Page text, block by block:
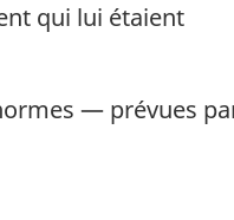
qui lui étaient
— prévues